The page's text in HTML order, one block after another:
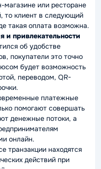
магазине или ресторане
то клиент в следующий
такая оплата возможна.
и привлекательности
об удобстве
покупатели это точно
будет возможность
переводом, QR-
платежные
помогают совершать
денежные потоки, а
онлайн.
транзакции находятся
действий при